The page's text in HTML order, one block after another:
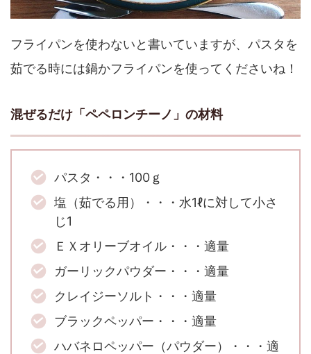
フライパンを使わないと書いていますが、パスタを
茹でる時には鍋かフライパンを使ってくださいね！
混ぜるだけ「ペペロンチーノ」の材料
パスタ・・・100ｇ
塩（茹でる用）・・・水1ℓに対して小さ
じ1
ＥＸオリーブオイル・・・適量
ガーリックパウダー・・・適量
クレイジーソルト・・・適量
ブラックペッパー・・・適量
ハバネロペッパー（パウダー）・・・適